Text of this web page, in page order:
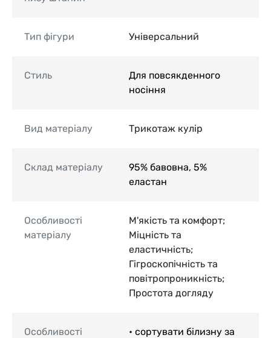
Тип фігури Універсальний
Стиль
Для повсякденного
носіння
Вид матеріалу Трикотаж кулір
Склад матеріалу
95% бавовна, 5%
еластан
Особливості
матеріалу
М'якість та комфорт;
Міцність та
еластичність;
Гігроскопічність та
повітропроникність;
Простота догляду
Особливості
• сортувати білизну за